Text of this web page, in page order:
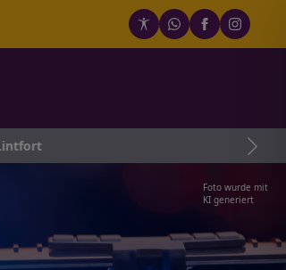
Foto wurde mit
KI generiert